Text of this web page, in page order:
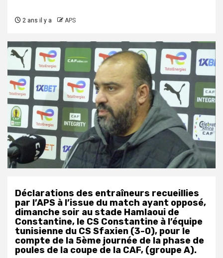
2 ans il y a APS
Déclarations des entraîneurs recueillies
par l’APS à l’issue du match ayant opposé,
dimanche soir au stade Hamlaoui de
Constantine, le CS Constantine à l’équipe
tunisienne du CS Sfaxien (3-0), pour le
compte de la 5ème journée de la phase de
poules de la coupe de la CAF, (groupe A).